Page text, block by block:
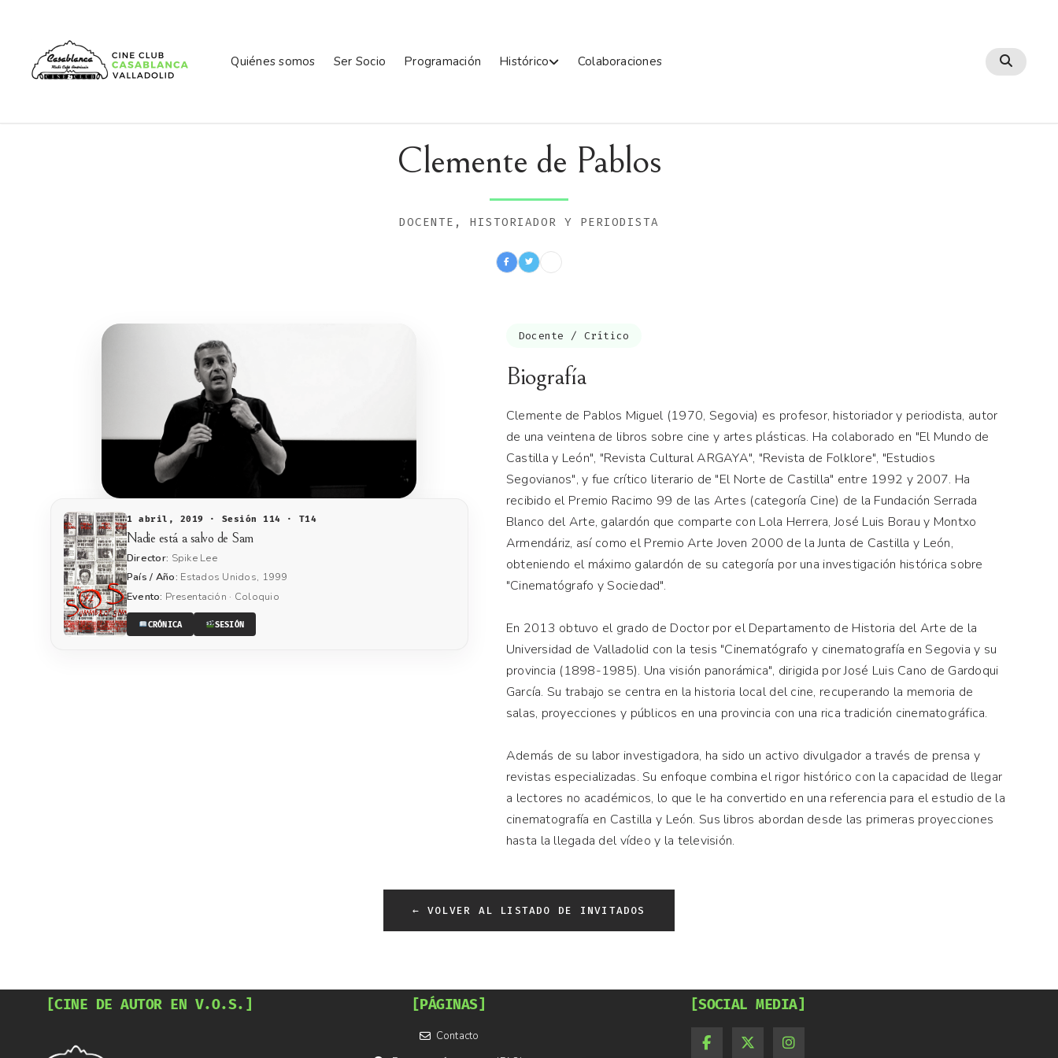
Quiénes somos Ser Socio Programación Histórico Colaboraciones
Clemente de Pablos
DOCENTE, HISTORIADOR Y PERIODISTA
1 abril, 2019 · Sesión 114 · T14
Nadie está a salvo de Sam
Director: Spike Lee
País / Año: Estados Unidos, 1999
Evento: Presentación · Coloquio
CRÓNICA SESIÓN
Docente / Crítico
Biografía
Clemente de Pablos Miguel (1970, Segovia) es profesor, historiador y periodista, autor
de una veintena de libros sobre cine y artes plásticas. Ha colaborado en "El Mundo de
Castilla y León", "Revista Cultural ARGAYA", "Revista de Folklore", "Estudios
Segovianos", y fue crítico literario de "El Norte de Castilla" entre 1992 y 2007. Ha
recibido el Premio Racimo 99 de las Artes (categoría Cine) de la Fundación Serrada
Blanco del Arte, galardón que comparte con Lola Herrera, José Luis Borau y Montxo
Armendáriz, así como el Premio Arte Joven 2000 de la Junta de Castilla y León,
obteniendo el máximo galardón de su categoría por una investigación histórica sobre
"Cinematógrafo y Sociedad".
En 2013 obtuvo el grado de Doctor por el Departamento de Historia del Arte de la
Universidad de Valladolid con la tesis "Cinematógrafo y cinematografía en Segovia y su
provincia (1898-1985). Una visión panorámica", dirigida por José Luis Cano de Gardoqui
García. Su trabajo se centra en la historia local del cine, recuperando la memoria de
salas, proyecciones y públicos en una provincia con una rica tradición cinematográfica.
Además de su labor investigadora, ha sido un activo divulgador a través de prensa y
revistas especializadas. Su enfoque combina el rigor histórico con la capacidad de llegar
a lectores no académicos, lo que le ha convertido en una referencia para el estudio de la
cinematografía en Castilla y León. Sus libros abordan desde las primeras proyecciones
hasta la llegada del vídeo y la televisión.
← VOLVER AL LISTADO DE INVITADOS
[CINE DE AUTOR EN V.O.S.] [PÁGINAS]
Contacto
[SOCIAL MEDIA]